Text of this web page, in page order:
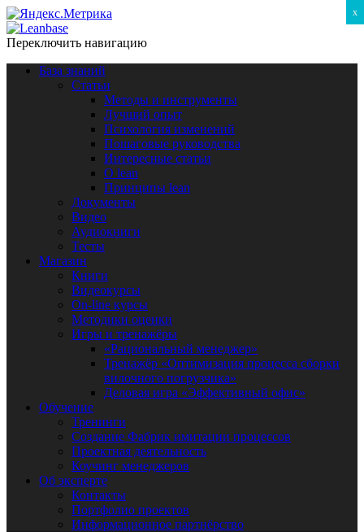
Переключить навигацию
База знаний
Статьи
Методы и инструменты
Лучший опыт
Психология изменений
Пошаговые руководства
Интересные статьи
O lean
Принципы lean
Документы
Видео
Аудиокниги
Тесты
Магазин
Книги
Видеокурсы
On-line курсы
Методики оценки
Игры и тренажёры
«Рациональный менеджер»
Тренажёр «Оптимизация процесса сборки
вилочного погрузчика»
Деловая игра «Эффективный офис»
Обучение
Тренинги
Создание Фабрик имитации процессов
Проектная деятельность
Коучинг менеджеров
Об эксперте
Контакты
Портфолио проектов
Информационное партнёрство
x